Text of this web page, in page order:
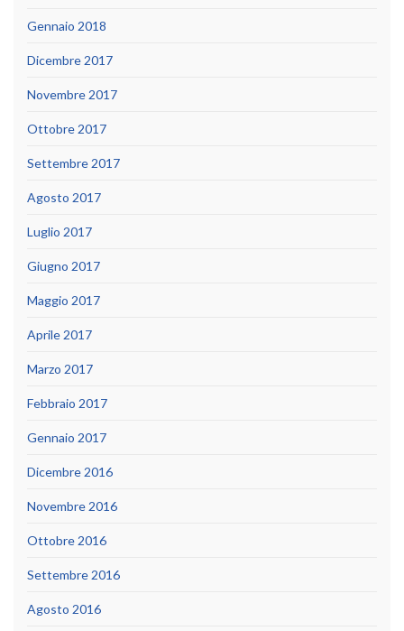
Gennaio 2018
Dicembre 2017
Novembre 2017
Ottobre 2017
Settembre 2017
Agosto 2017
Luglio 2017
Giugno 2017
Maggio 2017
Aprile 2017
Marzo 2017
Febbraio 2017
Gennaio 2017
Dicembre 2016
Novembre 2016
Ottobre 2016
Settembre 2016
Agosto 2016